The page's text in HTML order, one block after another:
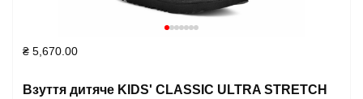
₴ 5,670.00
Взуття дитяче KIDS' CLASSIC ULTRA STRETCH